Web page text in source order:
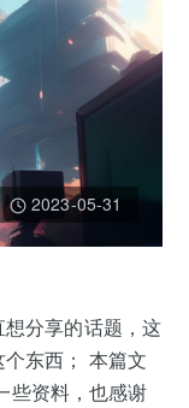
2023-05-31
分享的话题，这
东西； 本篇文
些资料，也感谢